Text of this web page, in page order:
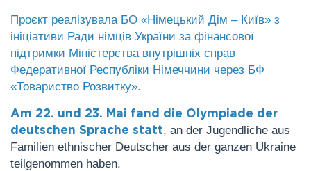
Проєкт реалізувала БО «Німецький Дім – Київ» з
ініціативи Ради німців України за фінансової
підтримки Міністерства внутрішніх справ
Федеративної Республіки Німеччини через БФ
«Товариство Розвитку».
Am 22. und 23. Mai fand die Olympiade der
deutschen Sprache statt, an der Jugendliche aus
Familien ethnischer Deutscher aus der ganzen Ukraine
teilgenommen haben.